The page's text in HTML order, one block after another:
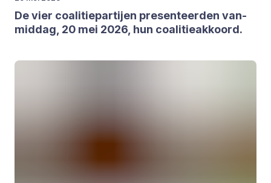
De vier coa­li­tie­par­tij­en pre­sen­teer­den van­
mid­dag, 20 mei 2026 , hun coa­li­tie­ak­koord.